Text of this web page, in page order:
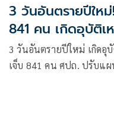
3 วันอันตรายปีให
841 คน เกิดอุบัติ
3 วันอันตรายปีใหม่ เกิดอุ
เจ็บ 841 คน ศปถ. ปรับแ